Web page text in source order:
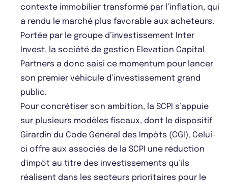
contexte immobilier transformé par l’inflation, qui
a rendu le marché plus favorable aux acheteurs.
Portée par le groupe d’investissement Inter
Invest, la société de gestion Elevation Capital
Partners a donc saisi ce momentum pour lancer
son premier véhicule d’investissement grand
public.
Pour concrétiser son ambition, la SCPI s’appuie
sur plusieurs modèles fiscaux, dont le dispositif
Girardin du Code Général des Impôts (CGI). Celui-
ci offre aux associés de la SCPI une réduction
d'impôt au titre des investissements qu’ils
réalisent dans les secteurs prioritaires pour le